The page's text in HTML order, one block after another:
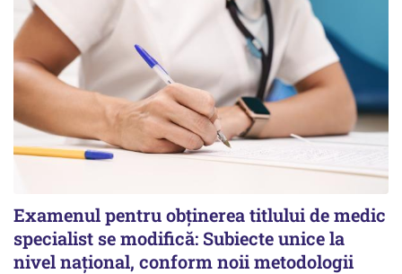
Examenul pentru obținerea titlului de medic
specialist se modifică: Subiecte unice la
nivel național, conform noii metodologii